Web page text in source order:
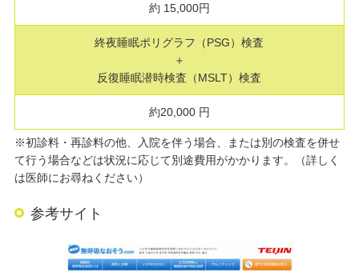
約 15,000円
終夜睡眠ポリグラフ（PSG）検査
＋
反復睡眠潜時検査（MSLT）検査
約20,000 円
※初診料・再診料の他、入院を伴う場合、または別の検査を併せ
て行う場合などは状況に応じて別途費用がかかります。（詳しく
は医師にお尋ねください）
参考サイト